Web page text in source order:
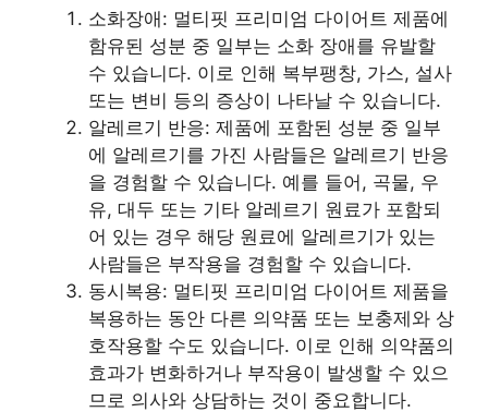
소화장애: 멀티핏 프리미엄 다이어트 제품에
함유된 성분 중 일부는 소화 장애를 유발할
수 있습니다. 이로 인해 복부팽창, 가스, 설사
또는 변비 등의 증상이 나타날 수 있습니다.
알레르기 반응: 제품에 포함된 성분 중 일부
에 알레르기를 가진 사람들은 알레르기 반응
을 경험할 수 있습니다. 예를 들어, 곡물, 우
유, 대두 또는 기타 알레르기 원료가 포함되
어 있는 경우 해당 원료에 알레르기가 있는
사람들은 부작용을 경험할 수 있습니다.
동시복용: 멀티핏 프리미엄 다이어트 제품을
복용하는 동안 다른 의약품 또는 보충제와 상
호작용할 수도 있습니다. 이로 인해 의약품의
효과가 변화하거나 부작용이 발생할 수 있으
므로 의사와 상담하는 것이 중요합니다.